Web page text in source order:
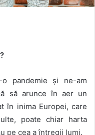
pandemie și ne-am
să arunce în aer un
în inima Europei, care
poate chiar harta
pe cea a întregii lumi.